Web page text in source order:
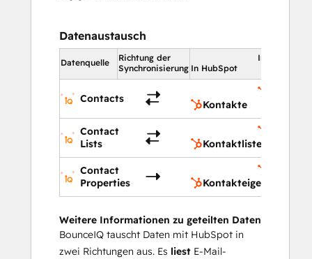
Datenaustausch
Datenquelle
Richtung der
Synchronisierung
In HubSpot
In HubSpot
Contacts
Kontakte
Contact
Lists
Kontaktlisten
Contact
Properties
Kontakteigenschaften
Weitere Informationen zu geteilten Daten
BounceIQ tauscht Daten mit HubSpot in
zwei Richtungen aus. Es liest E-Mail-